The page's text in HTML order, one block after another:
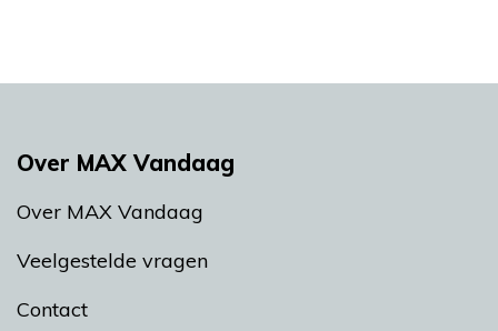
Over MAX Vandaag
Over MAX Vandaag
Veelgestelde vragen
Contact